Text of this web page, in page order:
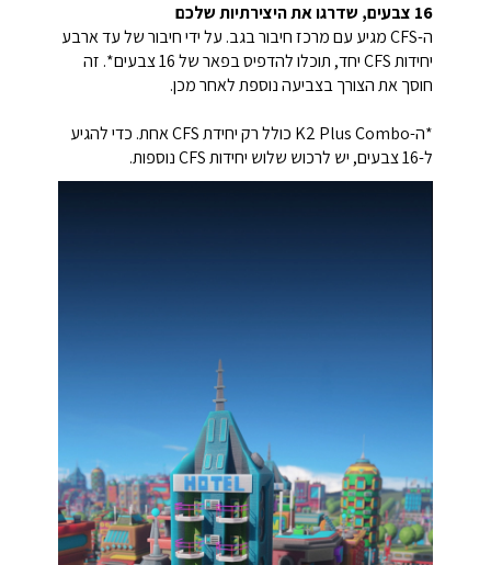
16 צבעים, שדרגו את היצירתיות שלכם
ה-CFS מגיע עם מרכז חיבור בגב.
על ידי חיבור של עד ארבע
יחידות CFS יחד,
תוכלו להדפיס בפאר של 16 צבעים*.
זה
חוסך את הצורך בצביעה נוספת לאחר מכן.
*ה-K2 Plus Combo כולל רק יחידת CFS אחת.
כדי להגיע
ל-16 צבעים, יש לרכוש שלוש יחידות CFS נוספות.